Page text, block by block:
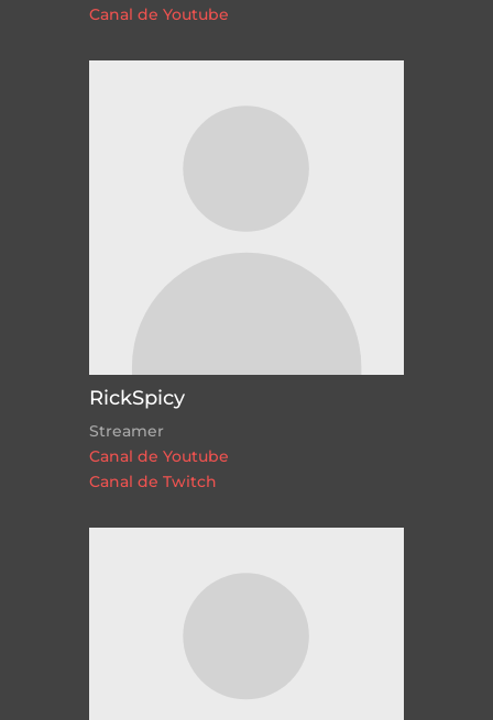
Canal de Youtube
RickSpicy
Streamer
Canal de Youtube
Canal de Twitch